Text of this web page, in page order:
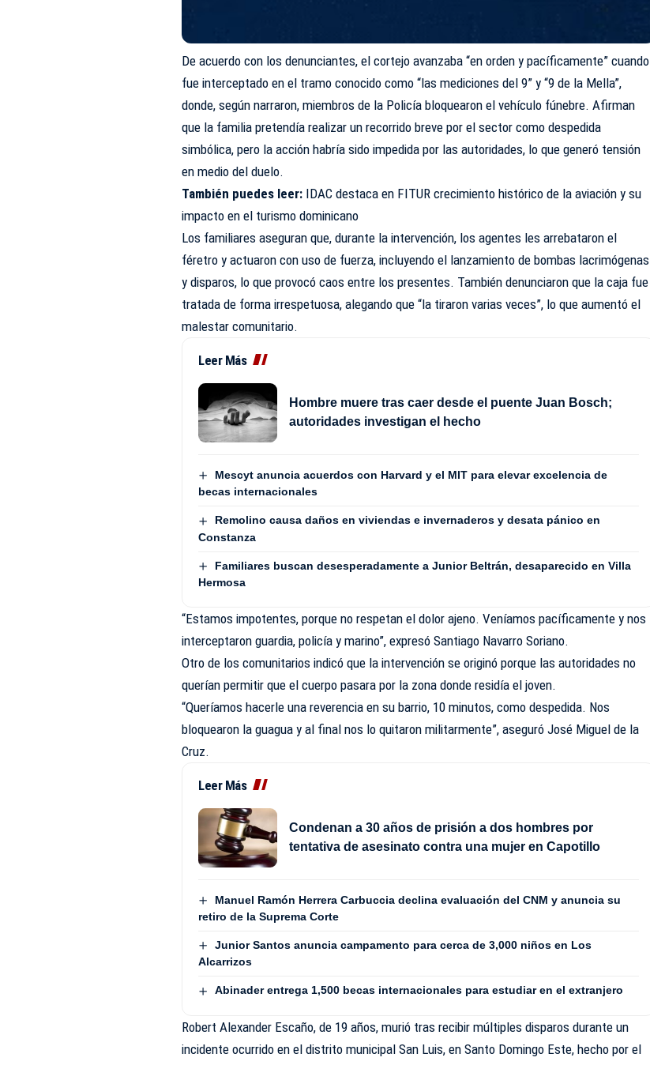
De acuerdo con los denunciantes, el cortejo avanzaba “en orden y pacíficamente” cuando
fue interceptado en el tramo conocido como “las mediciones del 9” y “9 de la Mella”,
donde, según narraron, miembros de la Policía bloquearon el vehículo fúnebre. Afirman
que la familia pretendía realizar un recorrido breve por el sector como despedida
simbólica, pero la acción habría sido impedida por las autoridades, lo que generó tensión
en medio del duelo.
También puedes leer: IDAC destaca en FITUR crecimiento histórico de la aviación y su
impacto en el turismo dominicano
Los familiares aseguran que, durante la intervención, los agentes les arrebataron el
féretro y actuaron con uso de fuerza, incluyendo el lanzamiento de bombas lacrimógenas
y disparos, lo que provocó caos entre los presentes. También denunciaron que la caja fue
tratada de forma irrespetuosa, alegando que “la tiraron varias veces”, lo que aumentó el
malestar comunitario.
Leer Más
Hombre muere tras caer desde el puente Juan Bosch;
autoridades investigan el hecho
Mescyt anuncia acuerdos con Harvard y el MIT para elevar excelencia de
becas internacionales
Remolino causa daños en viviendas e invernaderos y desata pánico en
Constanza
Familiares buscan desesperadamente a Junior Beltrán, desaparecido en Villa
Hermosa
“Estamos impotentes, porque no respetan el dolor ajeno. Veníamos pacíficamente y nos
interceptaron guardia, policía y marino”, expresó Santiago Navarro Soriano.
Otro de los comunitarios indicó que la intervención se originó porque las autoridades no
querían permitir que el cuerpo pasara por la zona donde residía el joven.
“Queríamos hacerle una reverencia en su barrio, 10 minutos, como despedida. Nos
bloquearon la guagua y al final nos lo quitaron militarmente”, aseguró José Miguel de la
Cruz.
Leer Más
Condenan a 30 años de prisión a dos hombres por
tentativa de asesinato contra una mujer en Capotillo
Manuel Ramón Herrera Carbuccia declina evaluación del CNM y anuncia su
retiro de la Suprema Corte
Junior Santos anuncia campamento para cerca de 3,000 niños en Los
Alcarrizos
Abinader entrega 1,500 becas internacionales para estudiar en el extranjero
Robert Alexander Escaño, de 19 años, murió tras recibir múltiples disparos durante un
incidente ocurrido en el distrito municipal San Luis, en Santo Domingo Este, hecho por el